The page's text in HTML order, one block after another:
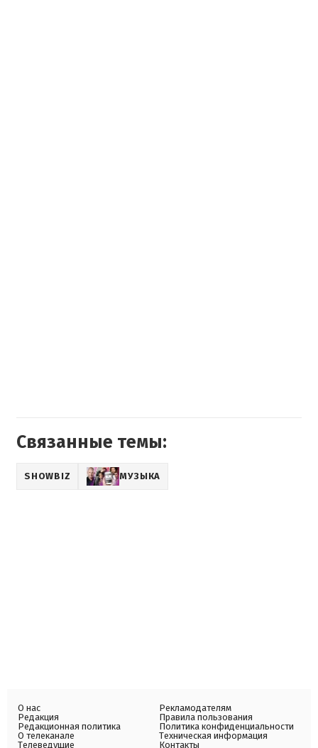
Связанные темы:
SHOWBIZ МУЗЫКА
О нас
Редакция
Редакционная политика
О телеканале
Телеведущие
Рекламодателям
Правила пользования
Политика конфиденциальности
Техническая информация
Контакты